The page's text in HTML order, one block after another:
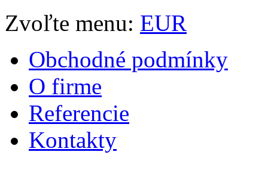
Zvoľte menu: EUR
Obchodné podmínky
O firme
Referencie
Kontakty